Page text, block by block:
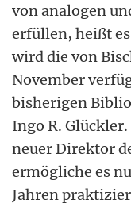
von analogen
erfüllen, heißt
wird die von
November
bisherigen
Ingo R.
neuer Direktor
ermögliche es
Jahren